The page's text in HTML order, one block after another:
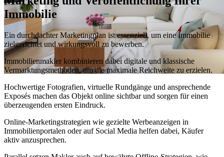
Immobilie
Ein durchdachter Marketingplan ist essenziell, um eine Immobilie
zielgerichtet und wirkungsvoll zu bewerben.
Immobilienmakler kombinieren dabei digitale und klassische
Vermarktungsmethoden, um die maximale Reichweite zu erzielen.
Hochwertige Fotografien, virtuelle Rundgänge und ansprechende
Exposés machen das Objekt online sichtbar und sorgen für einen
überzeugenden ersten Eindruck.
Online-Marketingstrategien wie gezielte Werbeanzeigen in
Immobilienportalen oder auf Social Media helfen dabei, Käufer
aktiv anzusprechen.